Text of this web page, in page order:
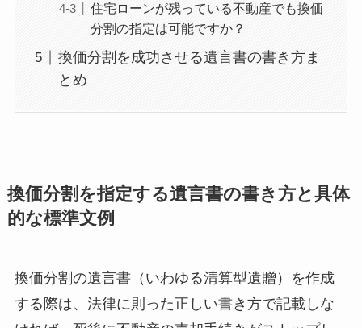
住宅ローンが残っている不動産でも換価
分割の指定は可能ですか？
換価分割を成功させる遺言書の書き方ま
とめ
換価分割を指定する遺言書の書き方と具体
的な標準文例
換価分割の遺言書（いわゆる清算型遺贈）を作成
する際は、法律に則った正しい書き方で記載しな